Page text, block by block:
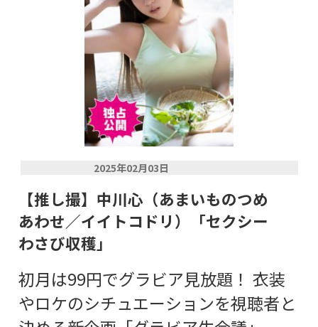
2025年02月03日
【推し撮】中川心（あまいものつめ
あわせ／イイトコドリ）「セクシー
わさび収穫」
初月は99円でグラビア見放題！ 衣装
やロケのシチュエーションを視聴者と